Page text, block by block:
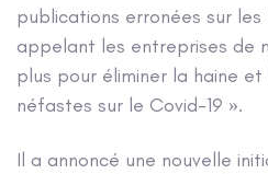
publications erronées sur
appelant les entreprises de
plus pour éliminer la haine
néfastes sur le Covid-19 ».
Il a annoncé une nouvelle